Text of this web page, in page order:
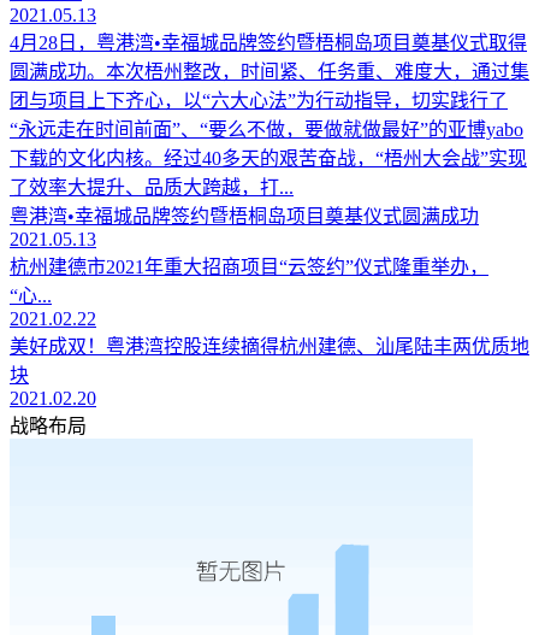
2021.05.13
4月28日，粤港湾•幸福城品牌签约暨梧桐岛项目奠基仪式取得
圆满成功。本次梧州整改，时间紧、任务重、难度大，通过集
团与项目上下齐心，以“六大心法”为行动指导，切实践行了
“永远走在时间前面”、“要么不做，要做就做最好”的亚博yabo
下载的文化内核。经过40多天的艰苦奋战，“梧州大会战”实现
了效率大提升、品质大跨越，打...
粤港湾•幸福城品牌签约暨梧桐岛项目奠基仪式圆满成功
2021.05.13
杭州建德市2021年重大招商项目“云签约”仪式隆重举办，
“心...
2021.02.22
美好成双！粤港湾控股连续摘得杭州建德、汕尾陆丰两优质地
块
2021.02.20
战略布局